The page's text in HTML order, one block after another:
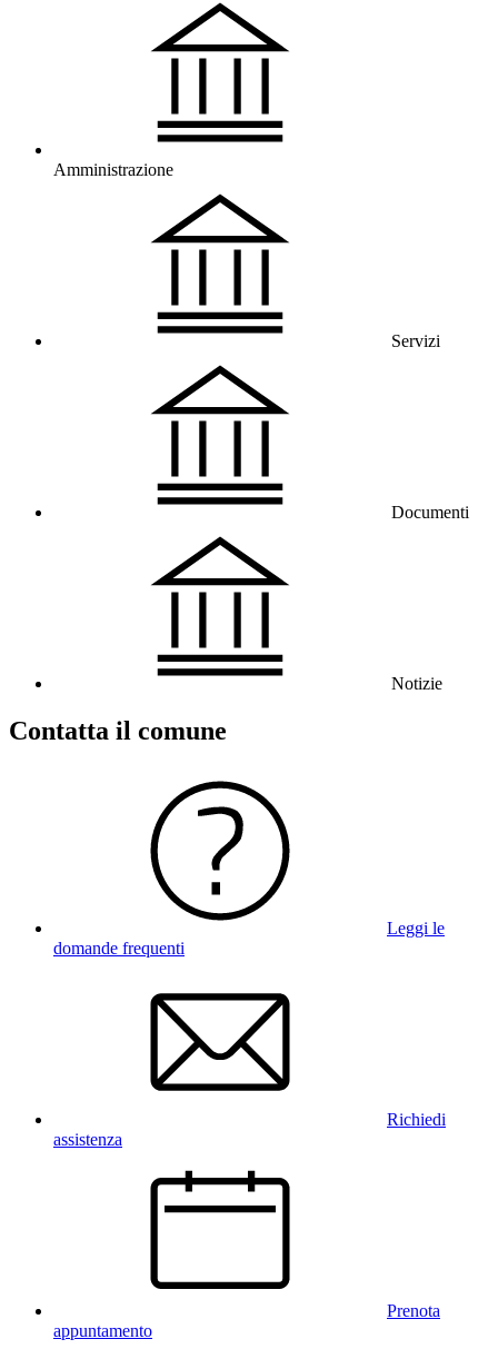
Amministrazione
Servizi
Documenti
Notizie
Contatta il comune
Leggi le
domande frequenti
Richiedi
assistenza
Prenota
appuntamento